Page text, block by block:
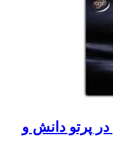
در پرتو دانش و